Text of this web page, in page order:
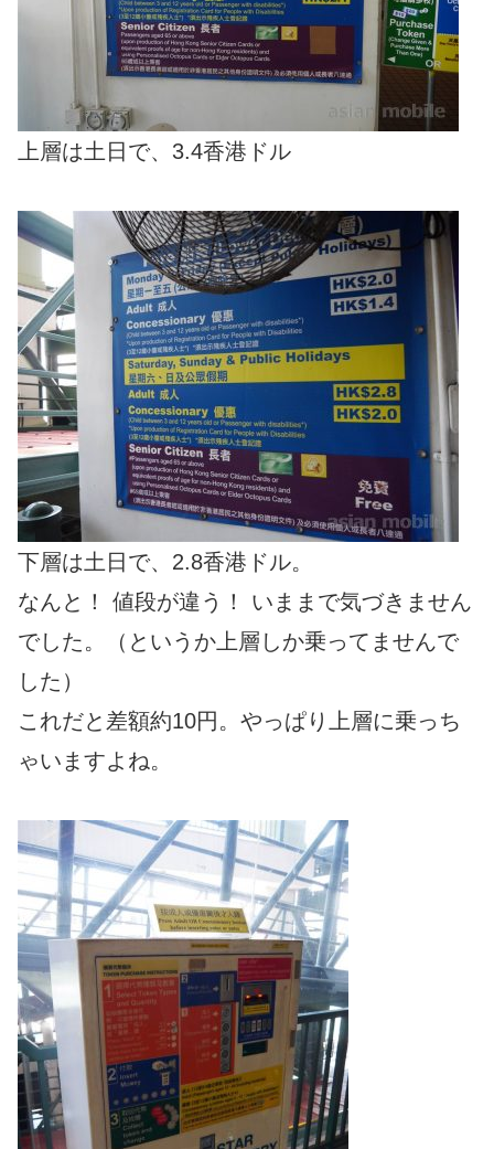
上層は土日で、3.4香港ドル
下層は土日で、2.8香港ドル。
なんと！ 値段が違う！ いままで気づきません
でした。（というか上層しか乗ってませんで
した）
これだと差額約10円。やっぱり上層に乗っち
ゃいますよね。